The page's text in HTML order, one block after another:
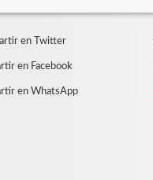
en Twitter
en Facebook
en WhatsApp